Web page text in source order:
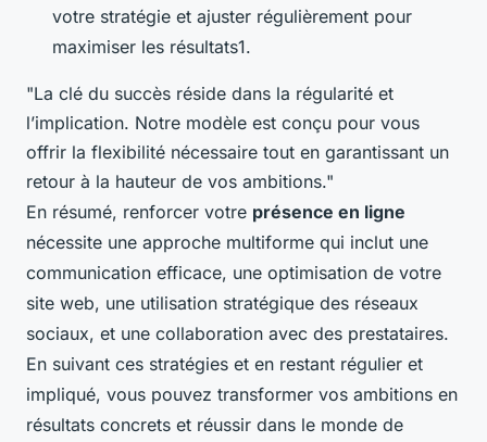
votre stratégie et ajuster régulièrement pour
maximiser les résultats1.
"La clé du succès réside dans la régularité et
l’implication. Notre modèle est conçu pour vous
offrir la flexibilité nécessaire tout en garantissant un
retour à la hauteur de vos ambitions."
En résumé, renforcer votre présence en ligne
nécessite une approche multiforme qui inclut une
communication efficace, une optimisation de votre
site web, une utilisation stratégique des réseaux
sociaux, et une collaboration avec des prestataires.
En suivant ces stratégies et en restant régulier et
impliqué, vous pouvez transformer vos ambitions en
résultats concrets et réussir dans le monde de